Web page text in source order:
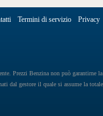
Termini di servizio Privacy
Prezzi Benzina non può garantirne
dal gestore il quale si assume la